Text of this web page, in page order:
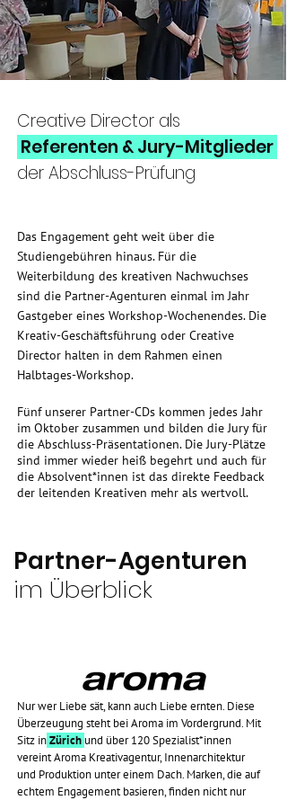
Creative Director als
Referenten & Jury-Mitglieder
der Abschluss-Prüfung
Das Engagement geht weit über die
Studiengebühren hinaus. Für die
Weiterbildung des kreativen Nachwuchses
sind die Partner-Agenturen einmal im Jahr
Gastgeber eines Workshop-Wochenendes. Die
Kreativ-Geschäftsführung oder Creative
Director halten in dem Rahmen einen
Halbtages-Workshop.
Fünf unserer Partner-CDs kommen jedes Jahr
im Oktober zusammen und bilden die Jury für
die Abschluss-Präsentationen. Die Jury-Plätze
sind immer wieder heiß begehrt und auch für
die Absolvent*innen ist das direkte Feedback
der leitenden Kreativen mehr als wertvoll.
Partner-Agenturen
im Überblick
Nur wer Liebe sät, kann auch Liebe ernten. Diese
Überzeugung steht bei Aroma im Vordergrund. Mit
Sitz inZürichund über 120 Spezialist*innen
vereint Aroma Kreativagentur, Innenarchitektur
und Produktion unter einem Dach. Marken, die auf
echtem Engagement basieren, finden nicht nur